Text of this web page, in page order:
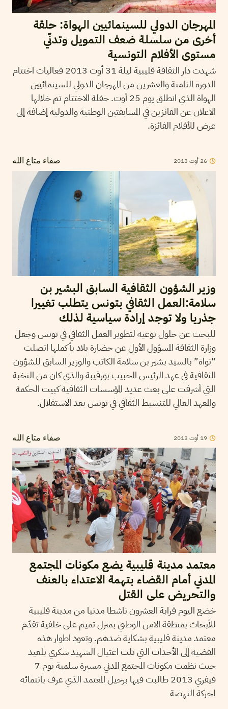
المهرجان الدولي للسينمائيين الهواة: حلقة
أخرى من سلسلة ضعف التمويل وتدنّي
مستوى الأفلام التونسية
شهدت دار الثقافة قليبية ليلة 31 أوت 2013 فعاليات اختتام
الدورة الثامنة والعشرين من المهرجان الدولي للسينمائيين
الهواة الذي انطلق يوم 25 أوت. حفلة الاختتام تم خلالها
الاعلان عن الفائزين في المسابقتين الوطنية والدولية إضافة إلى
عرض للأفلام الفائزة.
صفاء متاع الله 26 أوت 2013
وزير الشؤون الثقافية السابق البشير بن
سلامة:العمل الثقافي بتونس يتطلب تغييرا
جذريا ولا توجد إرادة سياسية لذلك
للبحث عن حلول نوعية لتطوير العمل الثقافي في تونس وجعل
وزارة الثقافة المسؤول الأول عن حضارة بلاد بأكملها اتصلت
“نواة” بالسيد بشير بن سلامة الكاتب والوزير السابق للشؤون
الثقافية في عهد الرئيس الحبيب بورقيبة والذي كان من النخبة
التي أشرفت على بعث عديد المؤسسات الثقافية كبيت الحكمة
والمعهد العالي للتنشيط الثقافي في تونس بعد الاستقلال.
صفاء متاع الله 19 أوت 2013
معتمد مدينة قليبية يضع مكونات المجتمع
المدني أمام القضاء بتهمة الاعتداء بالعنف
والتحريض على القتل
خضع اليوم قرابة العشرون ناشطا مدنيا من مدينة قليبية
للأبحاث بمنطقة الامن الوطني بمنزل تميم على خلفية تقدّم
معتمد مدينة قليبية بشكاية ضدهم. وتعود اطوار هذه
القضية إلى الأحداث التي تلت اغتيال الشهيد شكري بلعيد
حيث نظمت مكونات المجتمع المدني مسيرة سلمية يوم 7
فيفري 2013 طالبت فيها برحيل المعتمد الذي عرف بانتمائه
لحركة النهضة